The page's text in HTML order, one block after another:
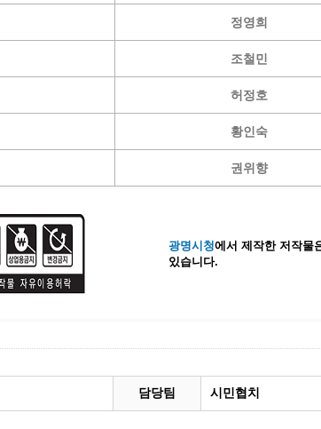
정영희
조철민
허정호
황인숙
권위향
광명시청에서 제작한 저작물
있습니다.
담당팀 시민협치